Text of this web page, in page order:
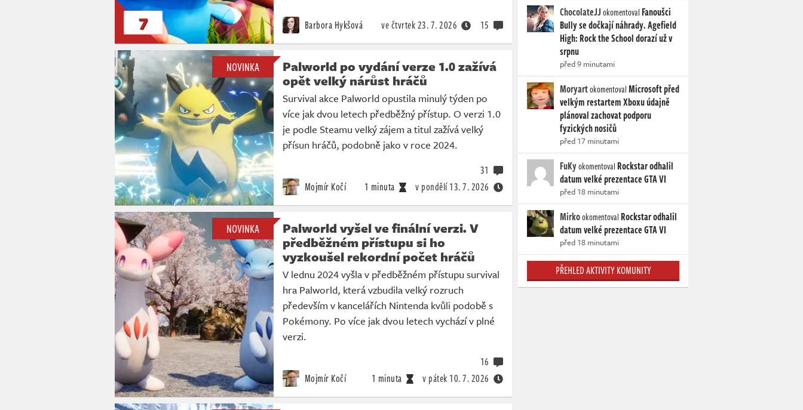
7 Barbora Hykšová ve čtvrtek23. 7. 2026 15
NOVINKA
Palworld po vydání verze 1.0 zažívá
opět velký nárůst hráčů
Survival akce Palworld opustila minulý týden po
více jak dvou letech předběžný přístup. O verzi 1.0
je podle Steamu velký zájem a titul zažívá velký
přísun hráčů, podobně jako v roce 2024.
Mojmír Kočí 1 minuta v pondělí13. 7. 2026
31
NOVINKA
Palworld vyšel ve finální verzi. V
předběžném přístupu si ho
vyzkoušel rekordní počet hráčů
V lednu 2024 vyšla v předběžném přístupu survival
hra Palworld, která vzbudila velký rozruch
především v kancelářích Nintenda kvůli podobě s
Pokémony. Po více jak dvou letech vychází v plné
verzi.
Mojmír Kočí 1 minuta v pátek 10. 7. 2026
16
ChocolateJJokomentoval Fanoušci
Bully se dočkají náhrady. Agefield
High: Rock the School dorazí už v
srpnu
před 9 minutami
MoryartokomentovalMicrosoft před
velkým restartem Xboxu údajně
plánoval zachovat podporu
fyzických nosičů
před 17 minutami
FuKyokomentoval Rockstar odhalil
datum velké prezentace GTA VI
před 18 minutami
Mirkookomentoval Rockstar odhalil
datum velké prezentace GTA VI
před 18 minutami
PŘEHLED AKTIVITY KOMUNITY